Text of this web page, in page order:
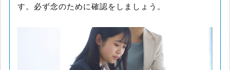
す。必ず念のために確認をしましょう。